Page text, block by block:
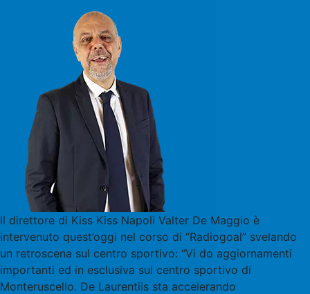
Il direttore di Kiss Kiss Napoli Valter De Maggio è
intervenuto quest’oggi nel corso di “Radiogoal” svelando
un retroscena sul centro sportivo: “Vi do aggiornamenti
importanti ed in esclusiva sul centro sportivo di
Monteruscello. De Laurentiis sta accelerando